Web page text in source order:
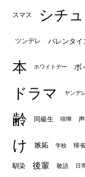
スマス シチ
ツンデレ バレンタイ
本
ホワイトデー ボ
ドラマ
ヤンデ
齢
同級生 喧嘩
け
嫉妬 学校 帰省
馴染 後輩 敬語 日